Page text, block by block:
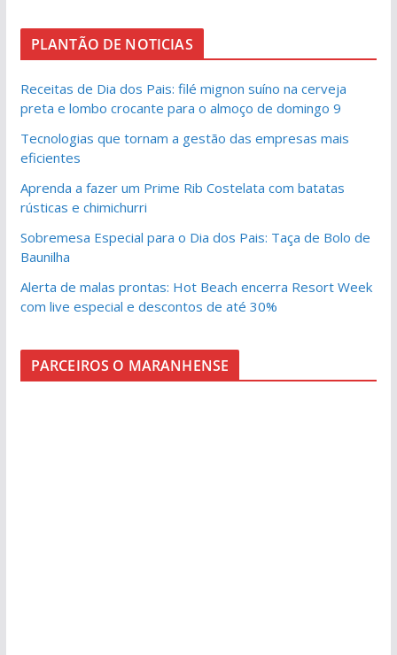
PLANTÃO DE NOTICIAS
Receitas de Dia dos Pais: filé mignon suíno na cerveja
preta e lombo crocante para o almoço de domingo 9
Tecnologias que tornam a gestão das empresas mais
eficientes
Aprenda a fazer um Prime Rib Costelata com batatas
rústicas e chimichurri
Sobremesa Especial para o Dia dos Pais: Taça de Bolo de
Baunilha
Alerta de malas prontas: Hot Beach encerra Resort Week
com live especial e descontos de até 30%
PARCEIROS O MARANHENSE